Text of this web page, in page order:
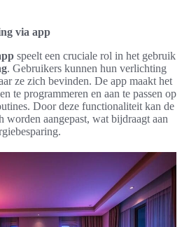
via app
speelt een cruciale rol in het gebruik
. Gebruikers kunnen hun verlichting
ze zich bevinden. De app maakt het
te programmeren en aan te passen op
Door deze functionaliteit kan de
worden aangepast, wat bijdraagt aan